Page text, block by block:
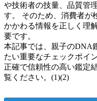
や技術者の技量、品質管
す。 そのため、消費者が
かかわる情報を正しく理
要です。
本記事では、親子のDNA
たい重要なチェックポイ
正確で信頼性の高い鑑定
覧ください。(1)(2)